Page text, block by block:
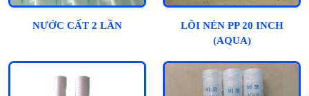
NƯỚC CẤT 2 LẦN
LÕI NÉN PP 20 INCH
(AQUA)